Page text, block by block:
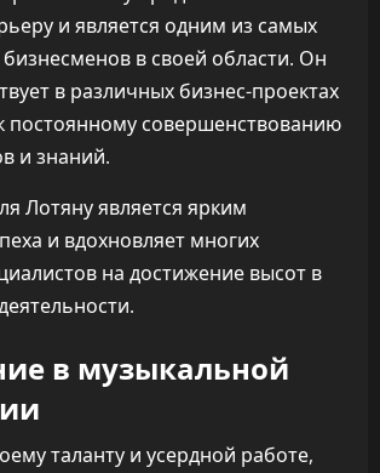
и является одним из самых
в своей области. Он
в различных бизнес-проектах
постоянному совершенствованию
и знаний.
Лотяну является ярким
и вдохновляет многих
на достижение высот в
в музыкальной
таланту и усердной работе,